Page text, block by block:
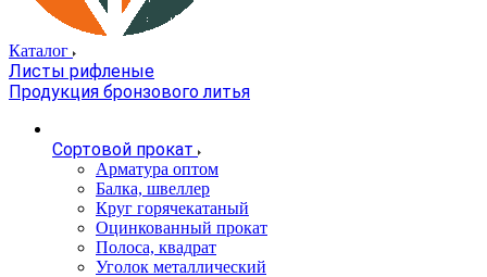
Каталог
Листы рифленые
Продукция бронзового литья
Сортовой прокат
Арматура оптом
Балка, швеллер
Круг горячекатаный
Оцинкованный прокат
Полоса, квадрат
Уголок металлический